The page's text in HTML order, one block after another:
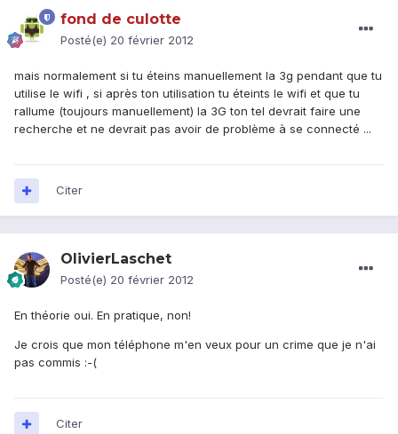
fond de culotte
Posté(e) 20 février 2012
mais normalement si tu éteins manuellement la 3g pendant que tu
utilise le wifi , si après ton utilisation tu éteints le wifi et que tu
rallume (toujours manuellement) la 3G ton tel devrait faire une
recherche et ne devrait pas avoir de problème à se connecté ...
Citer
OlivierLaschet
Posté(e) 20 février 2012
En théorie oui. En pratique, non!
Je crois que mon téléphone m'en veux pour un crime que je n'ai
pas commis :-(
Citer